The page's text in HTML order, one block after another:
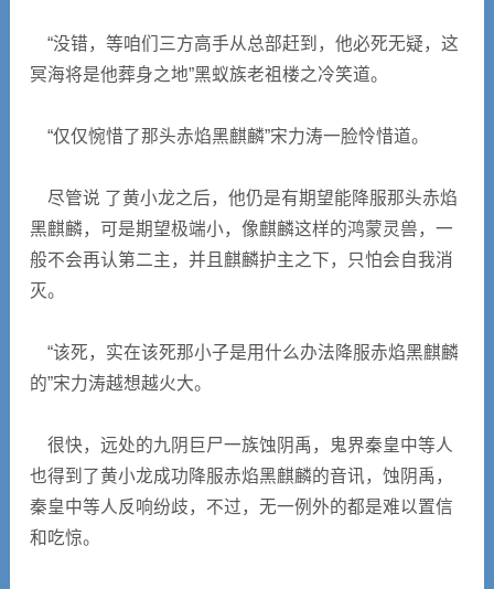
“没错，等咱们三方高手从总部赶到，他必死无疑，这
冥海将是他葬身之地”黑蚁族老祖楼之冷笑道。
“仅仅惋惜了那头赤焰黑麒麟”宋力涛一脸怜惜道。
尽管说 了黄小龙之后，他仍是有期望能降服那头赤焰
黑麒麟，可是期望极端小，像麒麟这样的鸿蒙灵兽，一
般不会再认第二主，并且麒麟护主之下，只怕会自我消
灭。
“该死，实在该死那小子是用什么办法降服赤焰黑麒麟
的”宋力涛越想越火大。
很快，远处的九阴巨尸一族蚀阴禹，鬼界秦皇中等人
也得到了黄小龙成功降服赤焰黑麒麟的音讯，蚀阴禹，
秦皇中等人反响纷歧，不过，无一例外的都是难以置信
和吃惊。